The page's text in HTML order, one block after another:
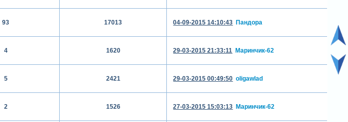
93 17013 04-09-2015 14:10:43 Пандора
4 1620 29-03-2015 21:33:11 Маринчик-62
5 2421 29-03-2015 00:49:50 oligawlad
2 1526 27-03-2015 15:03:13 Маринчик-62